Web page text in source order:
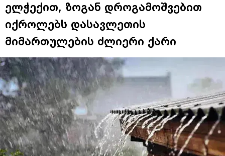
ელჭექით, ზოგან დროგამოშვებით
იქროლებს დასავლეთის
მიმართულების ძლიერი ქარი